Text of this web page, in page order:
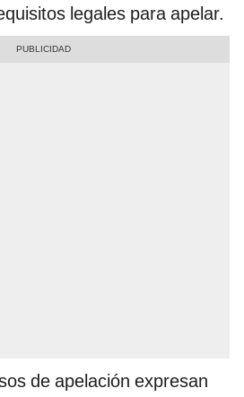
legales para apelar.
de apelación expresan